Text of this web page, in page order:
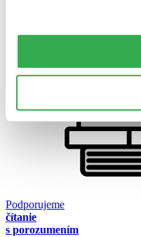
Organizujeme
Podporujeme
čítanie
s porozumením